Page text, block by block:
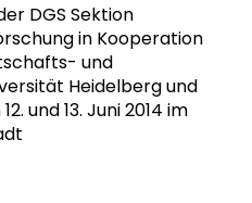
DGS Sektion
in Kooperation
und
Heidelberg und
und 13. Juni 2014 im